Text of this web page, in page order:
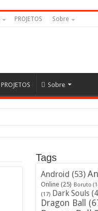
PROJETOS Sobre
PROJETOS Sobre
Tags
Android (53)
Online(25) Boruto
(17) Dark Souls
Dragon Ball